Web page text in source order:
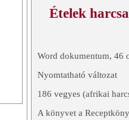
Ételek
Word dokumentum, 46
Nyomtatható változat
186 vegyes (afrikai
A könyvet a